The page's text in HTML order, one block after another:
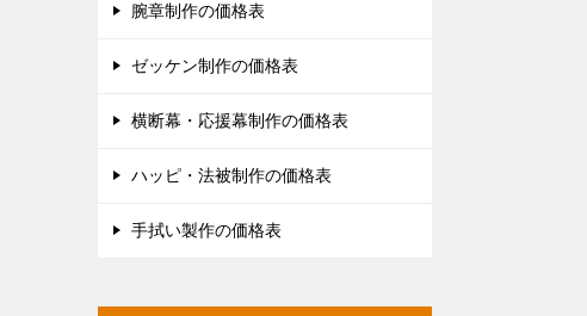
腕章制作の価格表
ゼッケン制作の価格表
横断幕・応援幕制作の価格表
ハッピ・法被制作の価格表
手拭い製作の価格表